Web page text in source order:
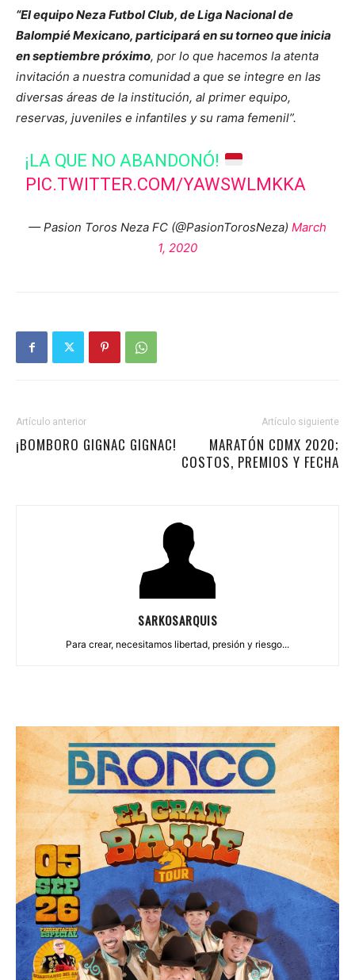
“El equipo Neza Futbol Club, de Liga Nacional de
Balompié Mexicano, participará en su torneo que inicia
en septiembre próximo, por lo que hacemos la atenta
invitación a nuestra comunidad a que se integre en las
diversas áreas de la institución, al primer equipo,
reservas, juveniles e infantiles y su rama femenil”.
¡LA QUE NO ABANDONÓ!
PIC.TWITTER.COM/YAWSWLMKKA
— Pasion Toros Neza FC (@PasionTorosNeza) March
1, 2020
Artículo anterior
¡BOMBORO GIGNAC GIGNAC!
Artículo siguiente
MARATÓN CDMX 2020;
COSTOS, PREMIOS Y FECHA
SARKOSARQUIS
Para crear, necesitamos libertad, presión y riesgo...